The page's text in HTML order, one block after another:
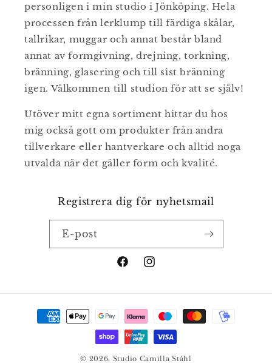
personligen i min studio i Jönköping. Hela
processen från lerklump till färdiga skålar,
tallrikar, muggar och annat består bland
annat av formgivning, drejning, torkning,
bränning, glasering och till sist bränning
igen. Välkommen till studion för att se själv!
Utöver mitt egna sortiment hittar du hos
mig också gott om produkter från andra
tillverkare eller hantverkare och alltid noga
utvalda när det gäller form och kvalité.
Registrera dig för nyhetsmail
E-post
FacebookInstagram
Betalningsmetoder
© 2026, Studio Camilla Ståhl